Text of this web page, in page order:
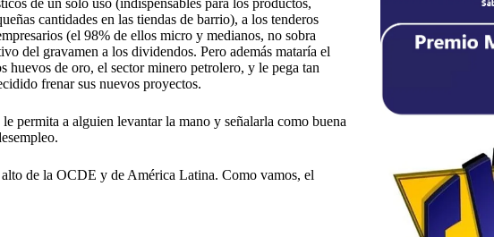
de un solo uso (indispensables para los productos,
cantidades en las tiendas de barrio), a los tenderos
(el 98% de ellos micro y medianos, no sobra
del gravamen a los dividendos. Pero además mataría el
de oro, el sector minero petrolero, y le pega tan
frenar sus nuevos proyectos.
permita a alguien levantar la mano y señalarla como buena
de la OCDE y de América Latina. Como vamos, el